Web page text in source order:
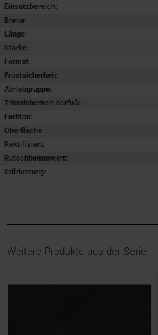
Einsatzbereich:
Breite:
Länge:
Stärke:
Format:
Frostsicherheit:
Abriebgruppe:
Trittsicherheit barfuß:
Farbton:
Oberfläche:
Rektifiziert:
Rutschhemmwert:
Stilrichtung:
Weitere Produkte aus der Serie